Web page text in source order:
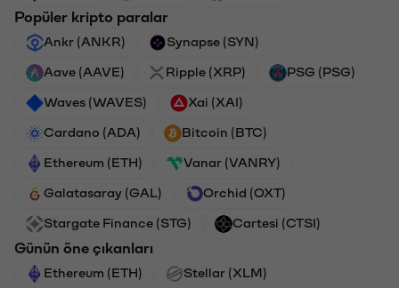
Popüler kripto paralar
Ankr (ANKR) Synapse (SYN)
Aave (AAVE) Ripple (XRP) PSG (PSG)
Waves (WAVES) Xai (XAI)
Cardano (ADA) Bitcoin (BTC)
Ethereum (ETH) Vanar (VANRY)
Galatasaray (GAL) Orchid (OXT)
Stargate Finance (STG) Cartesi (CTSI)
Günün öne çıkanları
Ethereum (ETH) Stellar (XLM)